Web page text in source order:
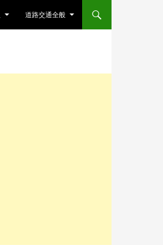
道路交通全般